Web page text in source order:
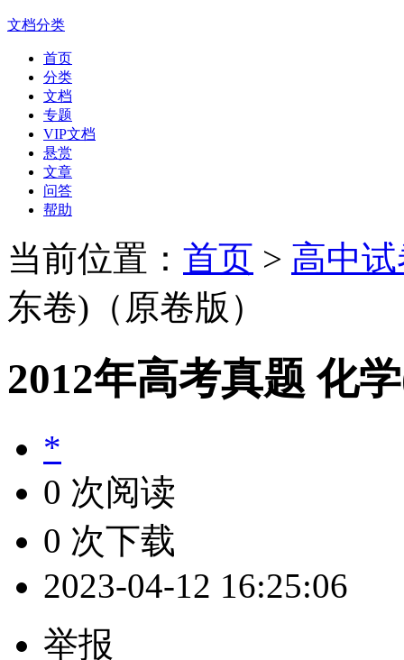
文档分类
首页
分类
文档
专题
VIP文档
悬赏
文章
问答
帮助
当前位置： 首页 > 高中
东卷)（原卷版）
2012年高考真题 化
*
0 次阅读
0 次下载
2023-04-12 16:25:06
举报